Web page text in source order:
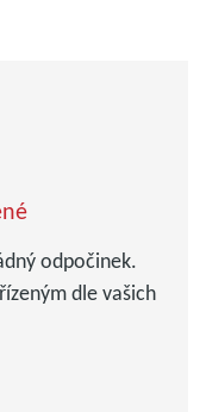
odpočinek.
dle vašich